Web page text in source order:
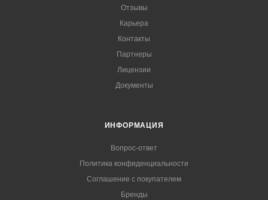
Отзывы
Карьера
Контакты
Партнеры
Лицензии
Документы
ИНФОРМАЦИЯ
Вопрос-ответ
Политика конфиденциальности
Соглашение с покупателем
Бренды